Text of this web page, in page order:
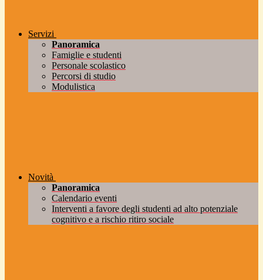
Servizi
Panoramica
Famiglie e studenti
Personale scolastico
Percorsi di studio
Modulistica
Novità
Panoramica
Calendario eventi
Interventi a favore degli studenti ad alto potenziale
cognitivo e a rischio ritiro sociale